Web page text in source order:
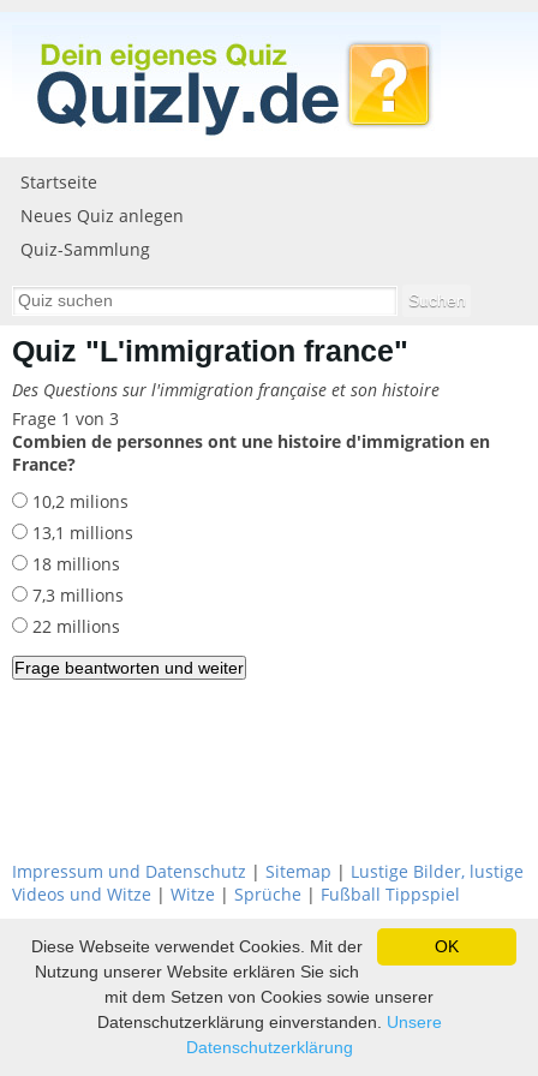
Startseite
Neues Quiz anlegen
Quiz-Sammlung
Quiz "L'immigration france"
Des Questions sur l'immigration française et son histoire
Frage 1 von 3
Combien de personnes ont une histoire d'immigration en
France?
10,2 milions
13,1 millions
18 millions
7,3 millions
22 millions
Impressum und Datenschutz | Sitemap | Lustige Bilder, lustige
Videos und Witze | Witze | Sprüche | Fußball Tippspiel
OK
Diese Webseite verwendet Cookies. Mit der
Nutzung unserer Website erklären Sie sich
mit dem Setzen von Cookies sowie unserer
Datenschutzerklärung einverstanden. Unsere
Datenschutzerklärung